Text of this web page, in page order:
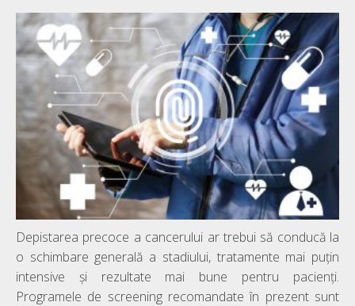
Depistarea precoce a cancerului ar trebui să conducă la
o schimbare generală a stadiului, tratamente mai puțin
intensive și rezultate mai bune pentru pacienți.
Programele de screening recomandate în prezent sunt